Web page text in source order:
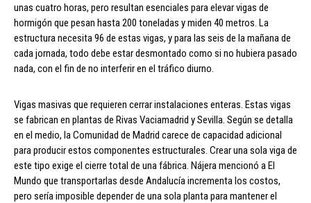
unas cuatro horas, pero resultan esenciales para elevar vigas de
hormigón que pesan hasta 200 toneladas y miden 40 metros. La
estructura necesita 96 de estas vigas, y para las seis de la mañana de
cada jornada, todo debe estar desmontado como si no hubiera pasado
nada, con el fin de no interferir en el tráfico diurno.
Vigas masivas que requieren cerrar instalaciones enteras. Estas vigas
se fabrican en plantas de Rivas Vaciamadrid y Sevilla. Según se detalla
en el medio, la Comunidad de Madrid carece de capacidad adicional
para producir estos componentes estructurales. Crear una sola viga de
este tipo exige el cierre total de una fábrica. Nájera mencionó a El
Mundo que transportarlas desde Andalucía incrementa los costos,
pero sería imposible depender de una sola planta para mantener el